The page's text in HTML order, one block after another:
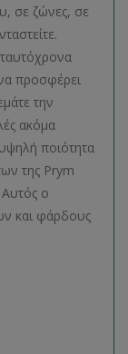
σε ζώνες, σε
προσφέρει
την
ακόμα
ποιότητα
της Prym
ο
και φάρδους